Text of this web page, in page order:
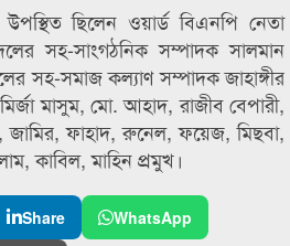
ছিলেন ওয়ার্ড বিএনপি নেতা
সহ-সাংগঠনিক সম্পাদক সালমান
সহ-সমাজ কল্যাণ সম্পাদক জাহাঙ্গীর
মাসুম, মো. আহাদ, রাজীব বেপারী,
জামির, ফাহাদ, রুনেল, ফয়েজ, মিছবা,
কাবিল, মাহিন প্রমুখ।
Share
WhatsApp